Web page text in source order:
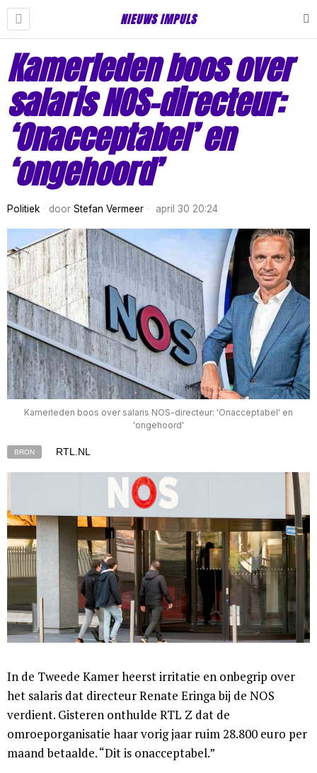
NIEUWS IMPULS
Kamerleden boos over
salaris NOS-directeur:
‘Onacceptabel’ en
‘ongehoord’
Politiek door Stefan Vermeer april 30 20:24
Kamerleden boos over salaris NOS-directeur: 'Onacceptabel' en
'ongehoord'
BRON RTL.NL
In de Tweede Kamer heerst irritatie en onbegrip over
het salaris dat directeur Renate Eringa bij de NOS
verdient. Gisteren onthulde RTL Z dat de
omroeporganisatie haar vorig jaar ruim 28.800 euro per
maand betaalde. “Dit is onacceptabel.”